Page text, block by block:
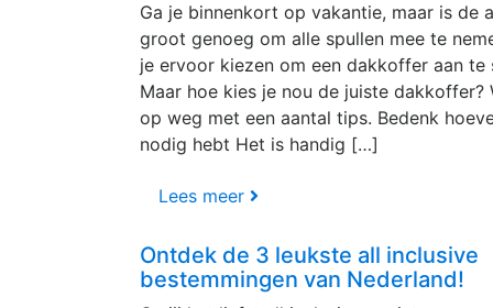
Ga je binnenkort op vakantie, maar is de
groot genoeg om alle spullen mee te
je ervoor kiezen om een dakkoffer aan te
Maar hoe kies je nou de juiste dakkoffer?
op weg met een aantal tips. Bedenk
nodig hebt Het is handig […]
Lees meer
Ontdek de 3 leukste all inclusive
bestemmingen van Nederland!